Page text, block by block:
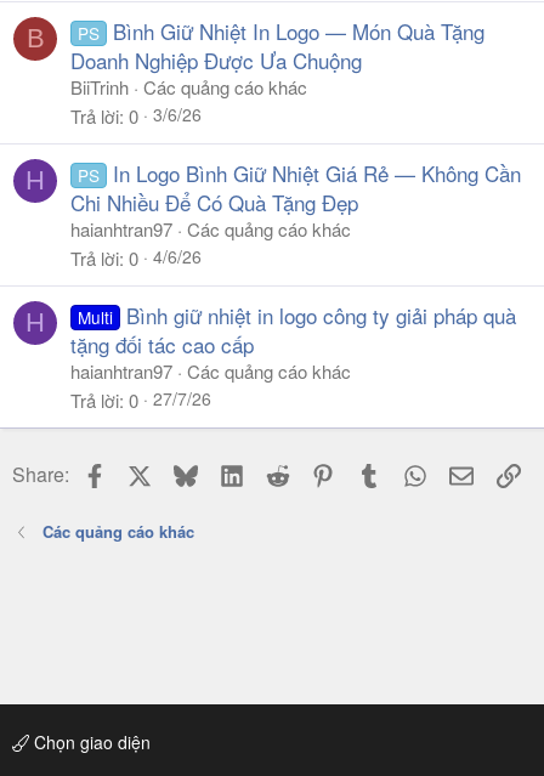
B PS
Bình Giữ Nhiệt In Logo — Món Quà Tặng
Doanh Nghiệp Được Ưa Chuộng
BiiTrinh Các quảng cáo khác
Trả lời 0 3/6/26
H PS
In Logo Bình Giữ Nhiệt Giá Rẻ — Không Cần
Chi Nhiều Để Có Quà Tặng Đẹp
haianhtran97 Các quảng cáo khác
Trả lời 0 4/6/26
H Multi
Bình giữ nhiệt in logo công ty giải pháp quà
tặng đối tác cao cấp
haianhtran97 Các quảng cáo khác
Trả lời 0 27/7/26
Share: Facebook BlueskyLinkedIn
Reddit PinterestTumblr WhatsApp
Email
Các quảng cáo khác
Chọn giao diện